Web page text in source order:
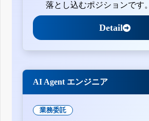
落とし込むポジションです。
Detail
AI Agent エンジニア
業務委託